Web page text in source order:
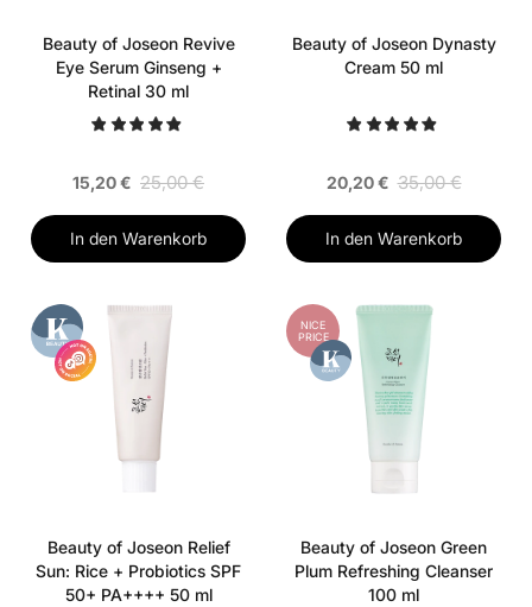
Beauty of Joseon Revive
Eye Serum Ginseng +
Retinal 30 ml
15,20 € 25,00 €
In den Warenkorb
Beauty of Joseon Dynasty
Cream 50 ml
20,20 € 35,00 €
In den Warenkorb
Beauty of Joseon Relief
Sun: Rice + Probiotics SPF
50+ PA++++ 50 ml
NICE
PRICE
Beauty of Joseon Green
Plum Refreshing Cleanser
100 ml